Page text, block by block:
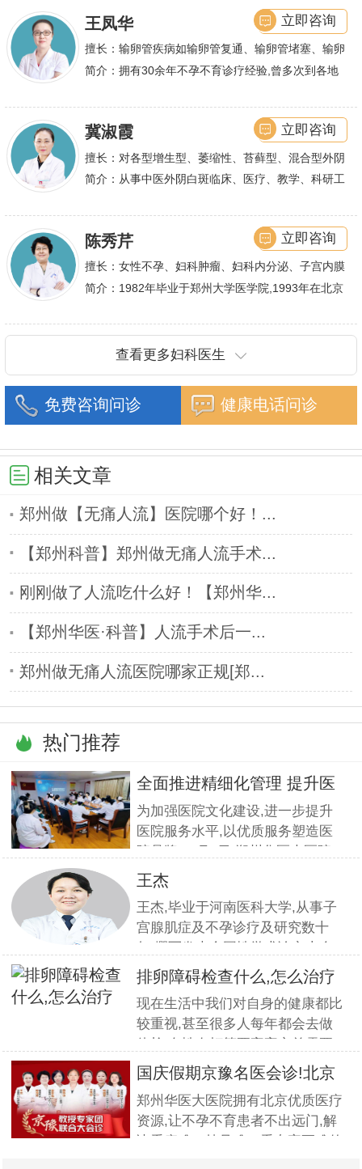
卵管堵塞、输卵管复通、输卵管粘连等女性输卵管性
不孕及子宫性不孕、多囊卵巢等都有丰富诊疗经验
王凤华
擅长：输卵管疾病如输卵管复通、输卵管堵塞、输卵
管积水、输卵管粘连；盆腔粘连、宫腔粘连、多囊卵
简介：拥有30余年不孕不育诊疗经验,曾多次到各地
立即咨询
冀淑霞
擅长：对各型增生型、萎缩性、苔藓型、混合型外阴
白斑的诊治
简介：从事中医外阴白斑临床、医疗、教学、科研工
立即咨询
陈秀芹
擅长：女性不孕、妇科肿瘤、妇科内分泌、子宫内膜
异位症、多囊卵巢等疾病的诊治,宫腹腔镜手术,盆底
简介：1982年毕业于郑州大学医学院,1993年在北京
立即咨询
查看更多妇科医生
免费咨询问诊 健康电话问诊
相关文章
郑州做【无痛人流】医院哪个好！...
【郑州科普】郑州做无痛人流手术...
刚刚做了人流吃什么好！【郑州华...
【郑州华医·科普】人流手术后一...
郑州做无痛人流医院哪家正规[郑...
热门推荐
全面推进精细化管理 提升医
疗服
为加强医院文化建设,进一步提升
医院服务水平,以优质服务塑造医
院品牌,11月5日,郑州华医大医院
组织全员开展优质服务提升培训.
本期培训邀请到职业素养与服务设
计专家
王杰
王杰,毕业于河南医科大学,从事子
宫腺肌症及不孕诊疗及研究数十
年,撰写发表全国性学术论文十余
篇.对宫、腹腔镜等微创高科技技
术诊治子宫腺肌症、石女、子宫肌
瘤、女性不孕等妇科疑难杂症有一
套成熟完整的方案,深得患者好评!
排卵障碍检查什么,怎么治疗
现在生活中我们对自身的健康都比
较重视,甚至很多人每年都会去做
到医院做孕前检查,这样才能更好
的保证怀孕的诊疗率.有患者想了
解排卵障碍检查什么?怎么治疗?我
们来一起了解下. 排卵障碍检查什
国庆假期京豫名医会诊!北京
不孕
郑州华医大医院拥有北京优质医疗
资源,让不孕不育患者不出远门,解
决看病难、挂号难、看专家更难的